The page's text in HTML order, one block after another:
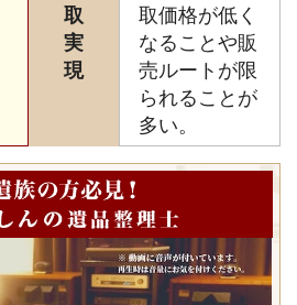
取
実
現
取価格が低く
なることや販
売ルートが限
られることが
多い。